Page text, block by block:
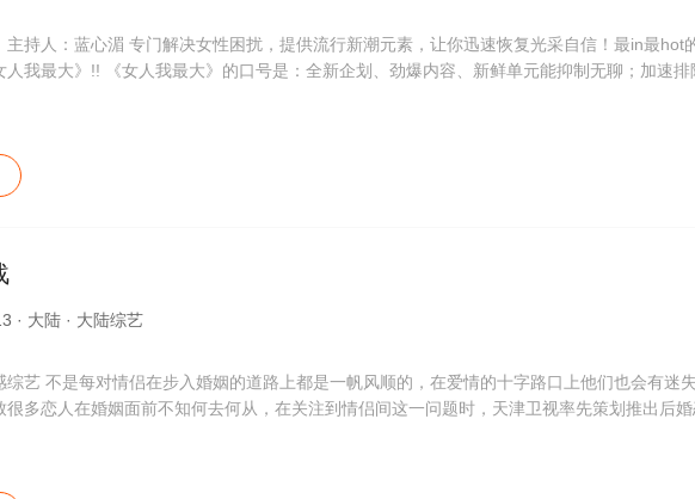
主持人：蓝心湄 专门解决女性困扰，提供流行新潮元素，让你迅速恢复光采自信！最in最hot
人我最大》!! 《女人我最大》的口号是：全新企划、劲爆内容、新鲜单元能抑制无聊；加速排
· 大陆 · 大陆综艺
综艺 不是每对情侣在步入婚姻的道路上都是一帆风顺的，在爱情的十字路口上他们也会有迷
很多恋人在婚姻面前不知何去何从，在关注到情侣间这一问题时，天津卫视率先策划推出后